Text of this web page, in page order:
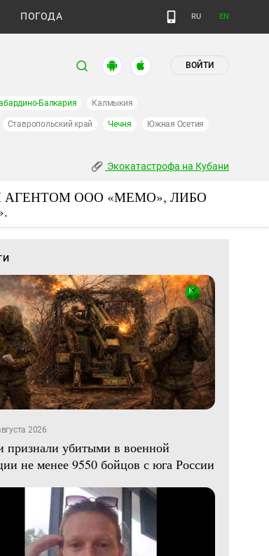
ПОГОДА RU EN
ВОЙТИ
Балкария Калмыкия
Ставропольский край Чечня Южная Осетия
Экокатастрофа на Кубани
ООО «МЕМО», ЛИБО
2026
признали убитыми в военной
не менее 9550 бойцов с юга России